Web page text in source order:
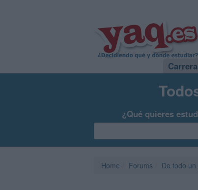
¿Qué quieres
Home Forums De todo un